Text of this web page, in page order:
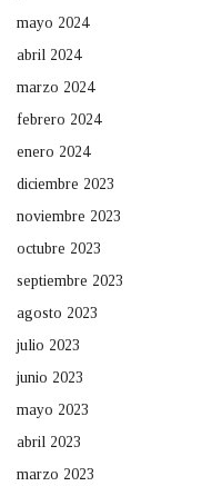
mayo 2024
abril 2024
marzo 2024
febrero 2024
enero 2024
diciembre 2023
noviembre 2023
octubre 2023
septiembre 2023
agosto 2023
julio 2023
junio 2023
mayo 2023
abril 2023
marzo 2023